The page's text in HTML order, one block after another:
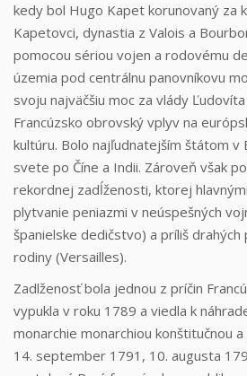
kedy bol Hugo Kapet korunovaný za
Kapetovci, dynastia z Valois a
pomocou sériou vojen a rodovému
územia pod centrálnu panovníkovu
svoju najväčšiu moc za vlády
Francúzsko obrovský vplyv na
kultúru. Bolo najľudnatejším štátom v
svete po Číne a Indii. Zároveň však
rekordnej zadĺženosti, ktorej
plytvanie peniazmi v neúspešných
španielske dedičstvo) a príliš
rodiny (Versailles).
Zadlženosť bola jednou z príčin
vypukla v roku 1789 a viedla k
monarchie monarchiou konštitučnou
14. september 1791, 10. augusta